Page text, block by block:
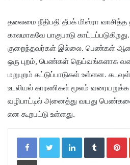
தலைமை நீதிபதி தீபக் மிஸ்ரா
காலமாகவே பாகுபாடு
குறைந்தவர்கள் இல்லை. பெண்கள்
ஒரு புறம், பெண்கள் தெய்வங்களாக
மறுபுறம் கட்டுப்பாடுகள் உள்ளன.
உடலியல் காரணிகள் மூலம் வரையறுக்க
வழிபாட்டில் அனைத்து வயது
என கூறபட்டு உள்ளது.
LinkedIn Tumblr Pinterest
Print